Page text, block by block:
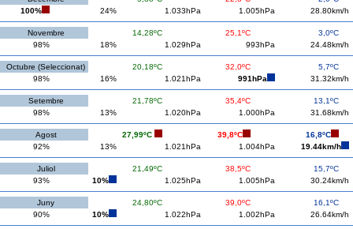
100%
24% 1.033hPa 1.005hPa 28.80km/h
Novembre 14,28ºC 25,1ºC
3,0ºC
98%
18% 1.029hPa 993hPa 24.48km/h
Octubre (Seleccionat) 20,18ºC 32,0ºC
5,7ºC
98%
16% 1.021hPa 991hPa 31.32km/h
Setembre 21,78ºC 35,4ºC
13,1ºC
98%
13% 1.020hPa 1.000hPa 31.68km/h
Agost 27,99ºC 39,8ºC
16,8ºC
92%
13% 1.021hPa 1.004hPa 19.44km/h
Juliol 21,49ºC 38,5ºC
15,7ºC
93%
10% 1.025hPa 1.005hPa 30.24km/h
Juny 24,80ºC 39,0ºC
16,1ºC
90%
10% 1.022hPa 1.002hPa 26.64km/h